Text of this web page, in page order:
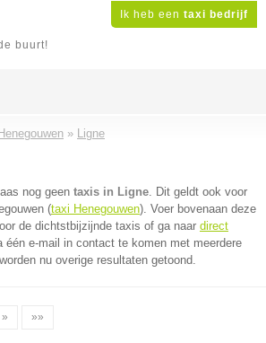
Ik heb een taxi bedrijf
buurt!
Henegouwen » Ligne
nog geen taxis in Ligne. Dit geldt ook voor
(taxi Henegouwen). Voer bovenaan deze
de dichtstbijzijnde taxis of ga naar direct
één e-mail in contact te komen met meerdere
nu overige resultaten getoond.
» »»